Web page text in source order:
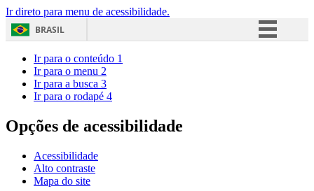
Ir direto para menu de acessibilidade.
BRASIL
Acesso à informação
Ir para o conteúdo 1
Ir para o menu 2
Ir para a busca 3
Ir para o rodapé 4
Opções de acessibilidade
Acessibilidade
Alto contraste
Mapa do site